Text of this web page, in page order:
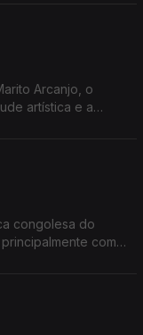
Arcanjo, o
artística e a
congolesa do
como